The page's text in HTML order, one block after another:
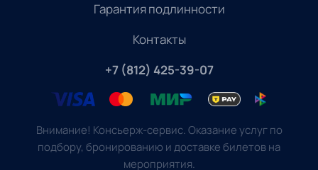
Гарантия подлинности
Контакты
+7 (812) 425-39-07
Внимание! Консьерж-сервис. Оказание услуг по
подбору, бронированию и доставке билетов на
мероприятия.